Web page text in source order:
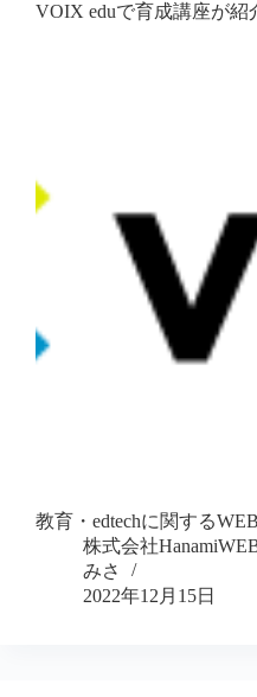
VOIX eduで育成講座が紹
教育・edtechに関する
株式会社
みさ
2022年12月15日